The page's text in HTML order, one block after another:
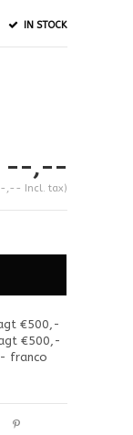
IN STOCK
--,--
,-- Incl. tax)
€500,-
€500,-
franco